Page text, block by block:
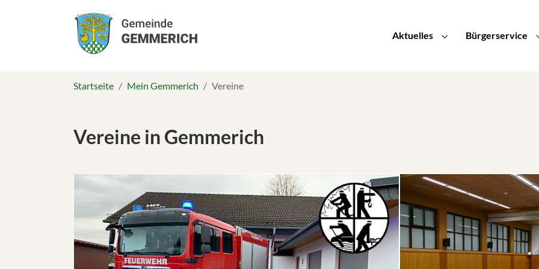
Aktuelles
Submenu for
Bürgerservice
Startseite Mein Gemmerich Vereine
Vereine in Gemmerich